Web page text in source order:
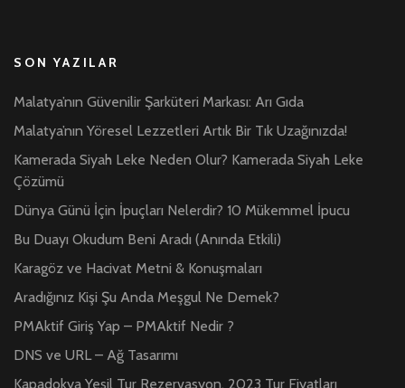
SON YAZILAR
Malatya’nın Güvenilir Şarküteri Markası: Arı Gıda
Malatya’nın Yöresel Lezzetleri Artık Bir Tık Uzağınızda!
Kamerada Siyah Leke Neden Olur? Kamerada Siyah Leke
Çözümü
Dünya Günü İçin İpuçları Nelerdir? 10 Mükemmel İpucu
Bu Duayı Okudum Beni Aradı (Anında Etkili)
Karagöz ve Hacivat Metni & Konuşmaları
Aradığınız Kişi Şu Anda Meşgul Ne Demek?
PMAktif Giriş Yap – PMAktif Nedir ?
DNS ve URL – Ağ Tasarımı
Kapadokya Yeşil Tur Rezervasyon, 2023 Tur Fiyatları